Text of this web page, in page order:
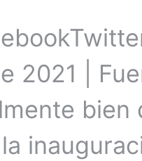
2021 |